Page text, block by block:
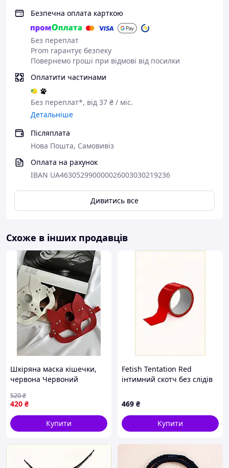
Тип:БДСМ, фістинг, мастурбація
Матеріал виготовлення:
Колір:
Переваги:Стимуляція точки G; Анальна та
вагінальна стимуляція
Безпечна оплата карткою
Без переплат
Prom гарантує безпеку
Повернемо гроші при відмові від посилки
Оплатити частинами
Без переплат*, від 37 ₴ / міс.
Детальніше
Післяплата
Нова Пошта, Самовивіз
Оплата на рахунок
IBAN UA463052990000026003030219236
Дивитись все
Схоже в інших продавців
Шкіряна маска кішечки,
червона Червоний
420 ₴
520₴
Купити
Fetish Tentation Red
інтимний скотч без слідів
469 ₴
Купити